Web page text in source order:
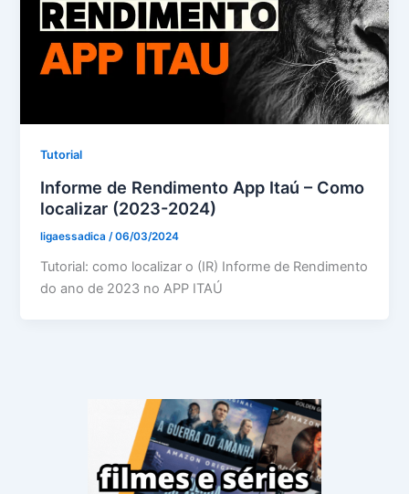
Tutorial
Informe de Rendimento App Itaú – Como
localizar (2023-2024)
ligaessadica/06/03/2024
Tutorial: como localizar o (IR) Informe de Rendimento
do ano de 2023 no APP ITAÚ